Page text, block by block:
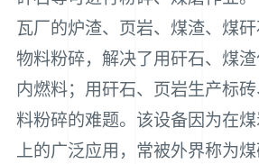
瓦厂的炉渣、页岩、煤渣、煤
物料粉碎，解决了用矸石、煤渣
内燃料；用矸石、页岩生产标
料粉碎的难题。该设备因为在
上的广泛应用，常被外界称为